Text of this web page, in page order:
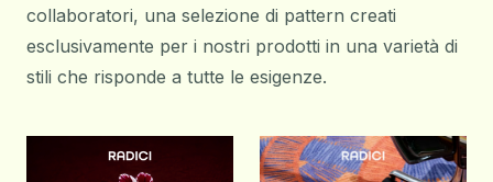
collaboratori, una selezione di pattern creati
esclusivamente per i nostri prodotti in una varietà di
stili che risponde a tutte le esigenze.